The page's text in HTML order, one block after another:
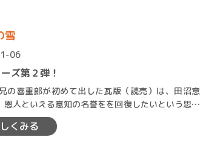
雪
06
ズ第２弾！
の喜重郎が初めて出した瓦版（読売）は、田沼意
人といえる意知の名誉をを回復したいという思い
良くなかっ…
くみる